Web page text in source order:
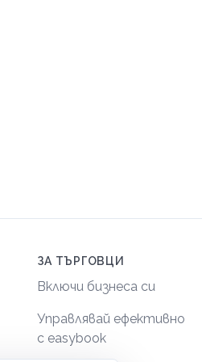
ЗА ТЪРГОВЦИ
Включи бизнеса си
Управлявай ефективно
с easybook